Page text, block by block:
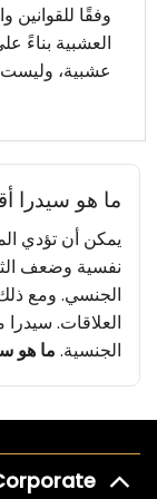
وفقًا للقوانين
العشبية بناءً
عشبية، وليست
ما هو سيدرا
يمكن أن تؤدي
نفسية وضعف
الجنسي. ومع
العلاقات.
الجنسية. ما هو
المنتج في
يُعدّ "القوة
متوسط فعالية